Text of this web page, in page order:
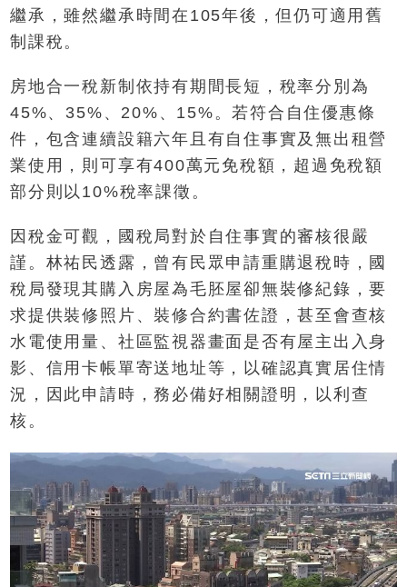
繼承，雖然繼承時間在105年後，但仍可適用舊
制課稅。
房地合一稅新制依持有期間長短，稅率分別為
45%、35%、20%、15%。若符合自住優惠條
件，包含連續設籍六年且有自住事實及無出租營
業使用，則可享有400萬元免稅額，超過免稅額
部分則以10%稅率課徵。
因稅金可觀，國稅局對於自住事實的審核很嚴
謹。林祐民透露，曾有民眾申請重購退稅時，國
稅局發現其購入房屋為毛胚屋卻無裝修紀錄，要
求提供裝修照片、裝修合約書佐證，甚至會查核
水電使用量、社區監視器畫面是否有屋主出入身
影、信用卡帳單寄送地址等，以確認真實居住情
況，因此申請時，務必備好相關證明，以利查
核。